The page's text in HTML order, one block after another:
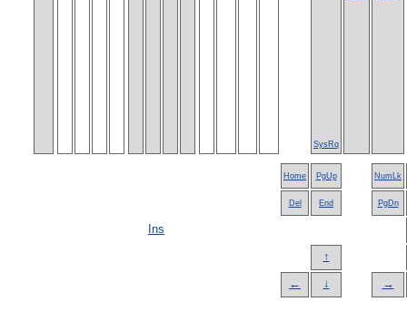
SysRq
Ins
Home PgUp NumLk
Del End PgDn
↑
← ↓ →